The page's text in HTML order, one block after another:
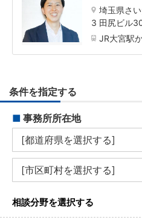
埼玉県さ
3 田尻ビル
JR大宮駅
条件を指定する
■ 事務所所在地
相談分野を選択する